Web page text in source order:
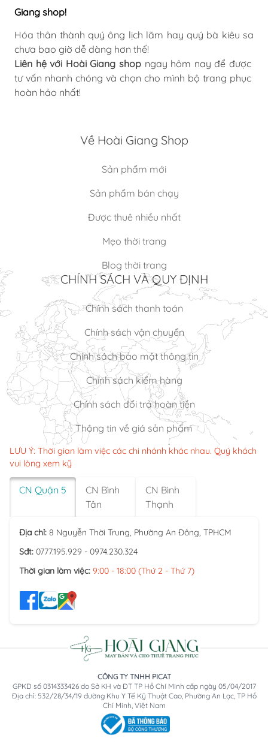
Giang shop!
Hóa thân thành quý ông lịch lãm hay quý bà kiêu sa
chưa bao giờ dễ dàng hơn thế!
Liên hệ với Hoài Giang shop ngay hôm nay để được
tư vấn nhanh chóng và chọn cho mình bộ trang phục
hoàn hảo nhất!
Về Hoài Giang Shop
Sản phẩm mới
Sản phẩm bán chạy
Được thuê nhiều nhất
Mẹo thời trang
Blog thời trang
CHÍNH SÁCH VÀ QUY ĐỊNH
Chính sách thanh toán
Chính sách vận chuyển
Chính sách bảo mật thông tin
Chính sách kiểm hàng
Chính sách đổi trả hoàn tiền
Thông tin về giá sản phẩm
LƯU Ý: Thời gian làm việc các chi nhánh khác nhau. Quý khách
vui lòng xem kỹ
CN Quận 5
CN Bình
Tân
CN Bình
Thạnh
Địa chỉ: 8 Nguyễn Thời Trung, Phường An Đông, TPHCM
Sđt: 0777.195.929 - 0974.230.324
Thời gian làm việc: 9:00 - 18:00 (Thứ 2 - Thứ 7)
CÔNG TY TNHH PICAT
GPKD số 0314333426 do Sở KH và ĐT TP Hồ Chí Minh cấp ngày 05/04/2017
Địa chỉ: 532/28/34/19 đường Khu Y Tế Kỹ Thuật Cao, Phường An Lạc, TP Hồ
Chí Minh, Việt Nam